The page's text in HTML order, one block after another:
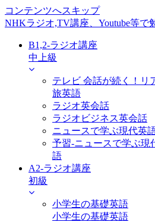
コンテンツへスキップ
NHKラジオ,TV講座、Youtube等で
B1,2-ラジオ講座
中上級
テレビ 会話が続く！リ
旅英語
ラジオ英会話
ラジオビジネス英会話
ニュースで学ぶ現代英
予習-ニュースで学ぶ現
語
A2-ラジオ講座
初級
小学生の基礎英語
小学生の基礎英語